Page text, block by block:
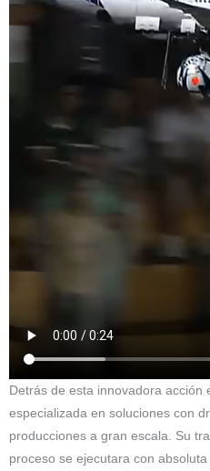
Detrás de esta innovadora acción
especializada en soluciones con
producciones a gran escala. Su
proceso se ejecutara con